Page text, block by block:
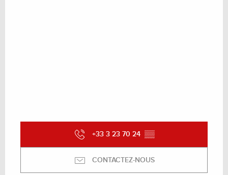
+33 3 23 70 24 ▒▒
CONTACTEZ-NOUS